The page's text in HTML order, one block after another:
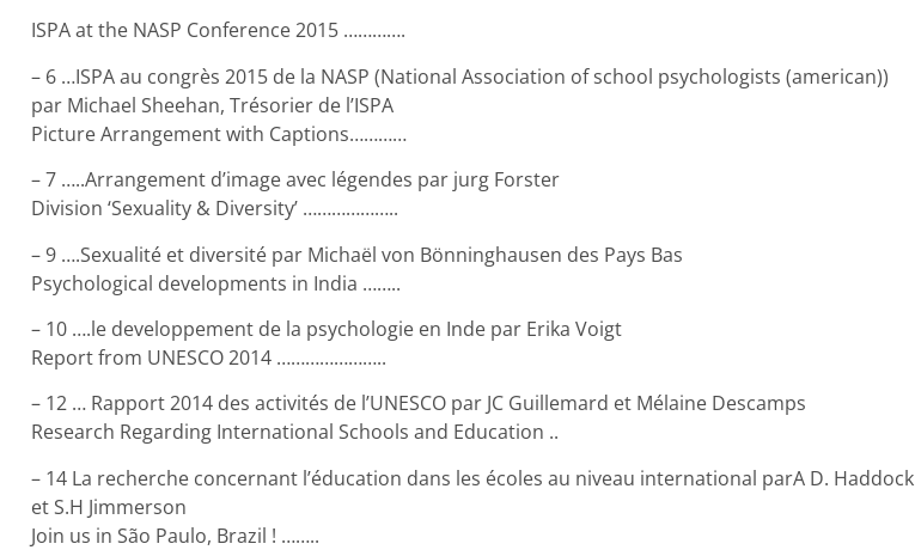
ISPA at the NASP Conference 2015 ………….
– 6 …ISPA au congrès 2015 de la NASP (National Association of school psychologists (american))
par Michael Sheehan, Trésorier de l’ISPA
Picture Arrangement with Captions…………
– 7 …..Arrangement d’image avec légendes par jurg Forster
Division ‘Sexuality & Diversity’ ………………..
– 9 ….Sexualité et diversité par Michaël von Bönninghausen des Pays Bas
Psychological developments in India ……..
– 10 ….le developpement de la psychologie en Inde par Erika Voigt
Report from UNESCO 2014 …………………..
– 12 … Rapport 2014 des activités de l’UNESCO par JC Guillemard et Mélaine Descamps
Research Regarding International Schools and Education ..
– 14 La recherche concernant l’éducation dans les écoles au niveau international parA D. Haddock
et S.H Jimmerson
Join us in São Paulo, Brazil ! ……..